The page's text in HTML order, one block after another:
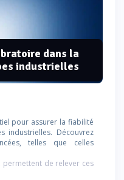
dans la
industrielles
pour assurer la fiabilité
industrielles. Découvrez
telles que celles
, permettent de relever ces